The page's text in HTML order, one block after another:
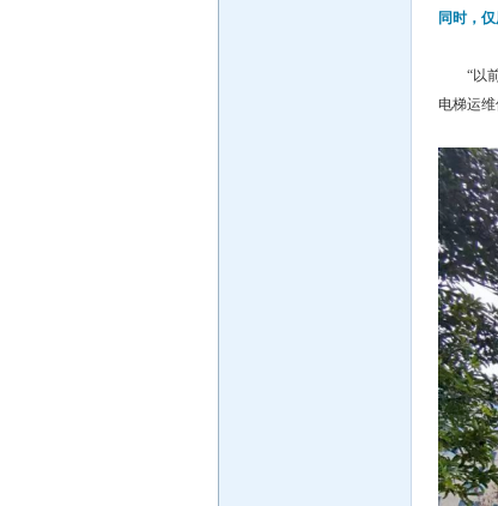
同时，
“以
电梯运维